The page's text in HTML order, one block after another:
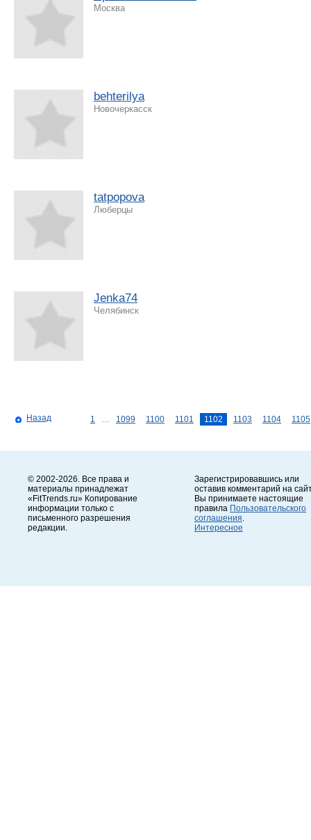
Москва
behterilya
Новочеркасск
tatpopova
Люберцы
Jenka74
Челябинск
Назад 1 1099 1100 1101 1102 1103 1104 1105
© 2002-2026. Все права и
материалы принадлежат
«FitTrends.ru» Копирование
информации только с
письменного разрешения
редакции.
Зарегистрировавшись или
оставив комментарий на
Вы принимаете настоящие
правила Пользовательского
соглашения
Интересное